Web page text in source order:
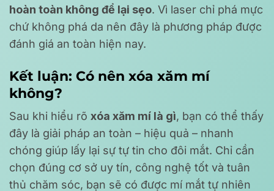
hoàn toàn không để lại sẹo. Vì laser chỉ phá mực
chứ không phá da nên đây là phương pháp được
đánh giá an toàn hiện nay.
Kết luận: Có nên xóa xăm mí
không?
Sau khi hiểu rõ xóa xăm mí là gì, bạn có thể thấy
đây là giải pháp an toàn – hiệu quả – nhanh
chóng giúp lấy lại sự tự tin cho đôi mắt. Chỉ cần
chọn đúng cơ sở uy tín, công nghệ tốt và tuân
thủ chăm sóc, bạn sẽ có được mí mắt tự nhiên